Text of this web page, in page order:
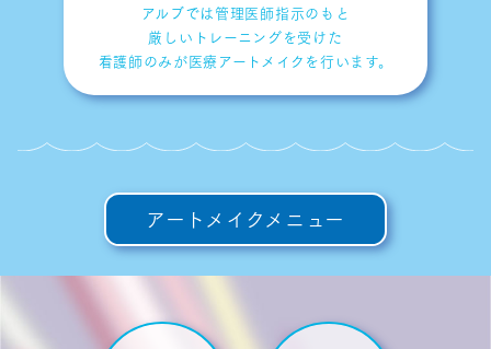
アルブでは管理医師指示のもと
厳しいトレーニングを受けた
看護師のみが医療アートメイクを行います。
アートメイクメニュー